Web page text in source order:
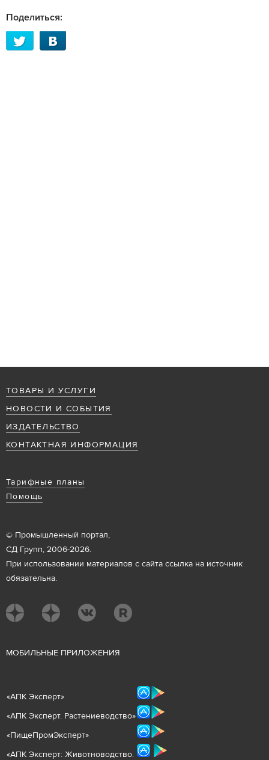
Поделиться:
ТОВАРЫ И УСЛУГИ
НОВОСТИ И СОБЫТИЯ
ИЗДАТЕЛЬСТВО
КОНТАКТНАЯ ИНФОРМАЦИЯ
Тарифные планы
Помощь
© Промышленный портал,
СД Групп, 2006-2026.
При использовании материалов с сайта ссылка на источник
обязательна.
МОБИЛЬНЫЕ ПРИЛОЖЕНИЯ
«АПК Эксперт»
«АПК Эксперт. Растениеводство»
«ПищеПромЭксперт»
«АПК Эксперт: Животноводство.